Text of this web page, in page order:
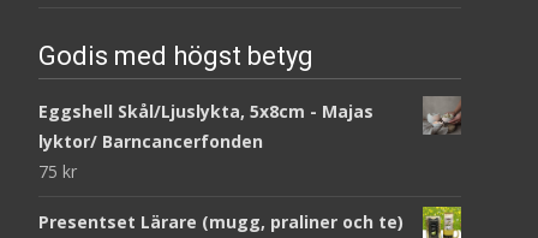
Godis med högst betyg
Eggshell Skål/Ljuslykta, 5x8cm - Majas
lyktor/ Barncancerfonden
75 kr
Presentset Lärare (mugg, praliner och te)